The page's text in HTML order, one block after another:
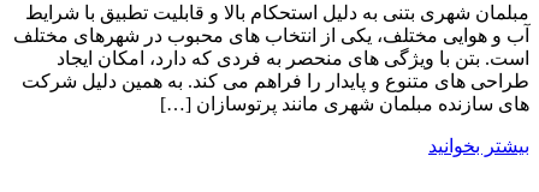
مبلمان شهری بتنی به دلیل استحکام بالا و قابلیت تطبیق با شرایط
آب و هوایی مختلف، یکی از انتخاب های محبوب در شهرهای مختلف
است. بتن با ویژگی های منحصر به فردی که دارد، امکان ایجاد
طراحی های متنوع و پایدار را فراهم می کند. به همین دلیل شرکت
های سازنده مبلمان شهری مانند پرتوسازان […]
بیشتر بخوانید